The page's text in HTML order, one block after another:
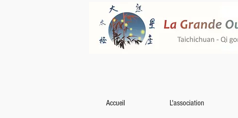
Accueil L'association